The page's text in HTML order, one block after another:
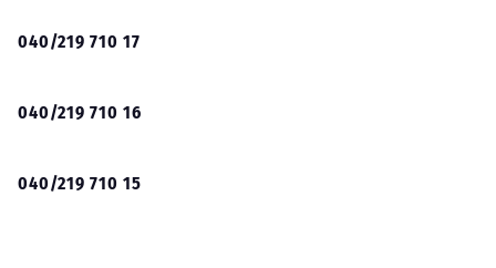
040/219 710 17
040/219 710 16
040/219 710 15